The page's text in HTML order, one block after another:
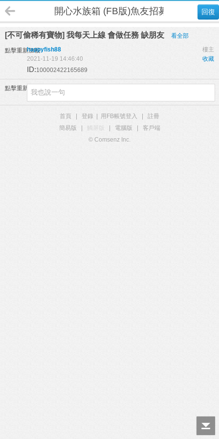
回復
開心水族箱 (FB版)魚友招募
[不可偷稀有寶物] 我每天上線 會做任務 缺朋友 看全部
點擊重新加載 樓主
happyfish88
收藏
2021-11-19 14:46:40
ID:100002422165689
點擊重新加載
首頁 登錄 用FB帳號登入
註冊
簡易版
觸屏版 電腦版
客戶端
© Comsenz Inc.